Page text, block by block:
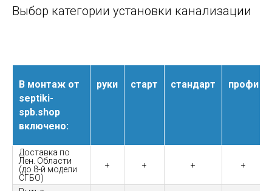
Выбор категории установки канализации
В монтаж от
septiki-
spb.shop
включено:
руки старт стандарт профи
Доставка по
Лен. Области
(до 8-й модели
СГБО)
+ + + +